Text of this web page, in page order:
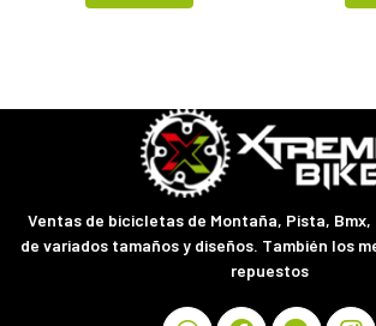
Ventas de bicicletas de Montaña, Pista, Bmx,
de variados tamaños y diseños. También los
repuestos